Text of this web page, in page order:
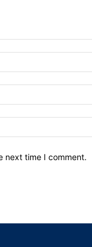
next time I comment.